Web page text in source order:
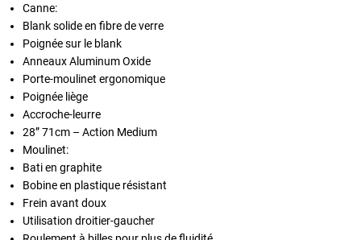
Canne:
Blank solide en fibre de verre
Poignée sur le blank
Anneaux Aluminum Oxide
Porte-moulinet ergonomique
Poignée liège
Accroche-leurre
28” 71cm – Action Medium
Moulinet:
Bati en graphite
Bobine en plastique résistant
Frein avant doux
Utilisation droitier-gaucher